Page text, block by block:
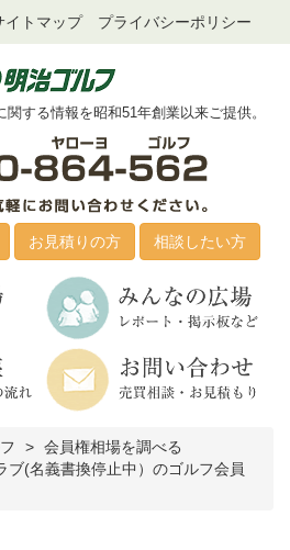
イトマップ プライバシーポリシー
する情報を昭和51年創業以来ご提供。
お見積りの方 相談したい方
会員権相場を調べる
ブ(名義書換停止中）のゴルフ会員